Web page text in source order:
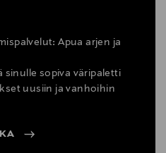
Apua arjen ja
sinulle sopiva väripaletti
uusiin ja vanhoihin